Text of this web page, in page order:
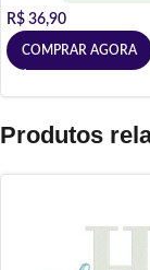
R$ 36,90
COMPRAR AGORA
Produtos